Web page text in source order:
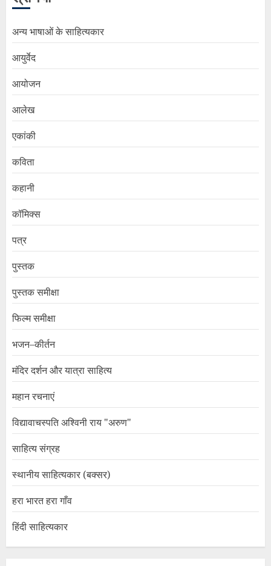
अन्य भाषाओं के साहित्यकार
आयुर्वेद
आयोजन
आलेख
एकांकी
कविता
कहानी
कॉमिक्स
पत्र
पुस्तक
पुस्तक समीक्षा
फिल्म समीक्षा
भजन–कीर्तन
मंदिर दर्शन और यात्रा साहित्य
महान रचनाएं
विद्यावाचस्पति अश्विनी राय "अरुण"
साहित्य संग्रह
स्थानीय साहित्यकार (बक्सर)
हरा भारत हरा गाँव
हिंदी साहित्यकार